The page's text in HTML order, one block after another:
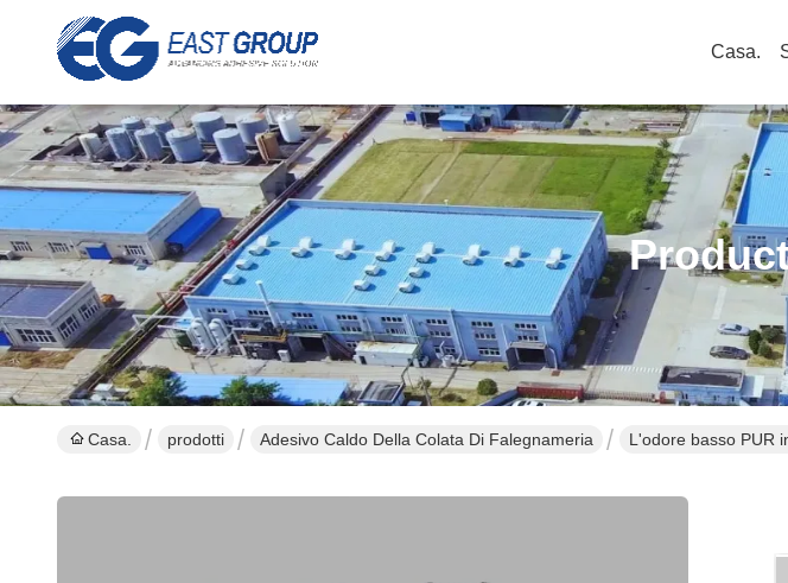
Casa.
Casa. prodotti Adesivo Caldo Della Colata Di Falegnameria L'odore basso PUR